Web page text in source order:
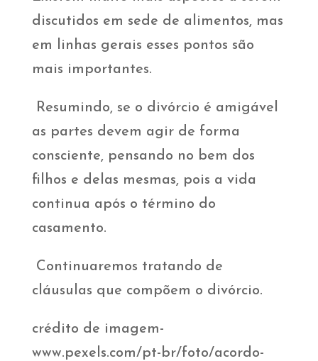
discutidos em sede de alimentos, mas
em linhas gerais esses pontos são
mais importantes.
Resumindo, se o divórcio é amigável
as partes devem agir de forma
consciente, pensando no bem dos
filhos e delas mesmas, pois a vida
continua após o término do
casamento.
Continuaremos tratando de
cláusulas que compõem o divórcio.
crédito de imagem-
www.pexels.com/pt-br/foto/acordo-